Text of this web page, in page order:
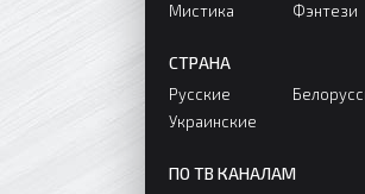
Мистика
Фэнтези
СТРАНА
Русские
Украинские
ПО ТВ КАНАЛАМ